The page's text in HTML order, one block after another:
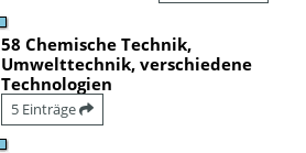
58 Chemische Technik,
Umwelttechnik, verschiedene
Technologien
5 Einträge